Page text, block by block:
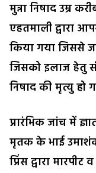
मुन्ना निषाद उम्र
एहतमाली द्वारा
किया गया जिससे
जिसको इलाज हेतु
निषाद की मृत्यु हो
प्रारंभिक जांच में
मृतक के भाई
प्रिंस द्वारा